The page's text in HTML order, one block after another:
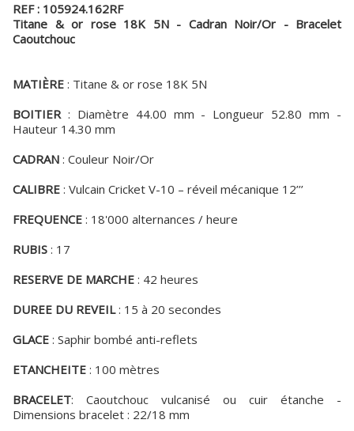
REF : 105924.162RF
Titane & or rose 18K 5N - Cadran Noir/Or - Bracelet
Caoutchouc
MATIÈRE : Titane & or rose 18K 5N
BOITIER : Diamètre 44.00 mm - Longueur 52.80 mm -
Hauteur 14.30 mm
CADRAN : Couleur Noir/Or
CALIBRE : Vulcain Cricket V-10 – réveil mécanique 12’’’
FREQUENCE : 18'000 alternances / heure
RUBIS : 17
RESERVE DE MARCHE : 42 heures
DUREE DU REVEIL: 15 à 20 secondes
GLACE : Saphir bombé anti-reflets
ETANCHEITE : 100 mètres
BRACELET: Caoutchouc vulcanisé ou cuir étanche -
Dimensions bracelet : 22/18 mm